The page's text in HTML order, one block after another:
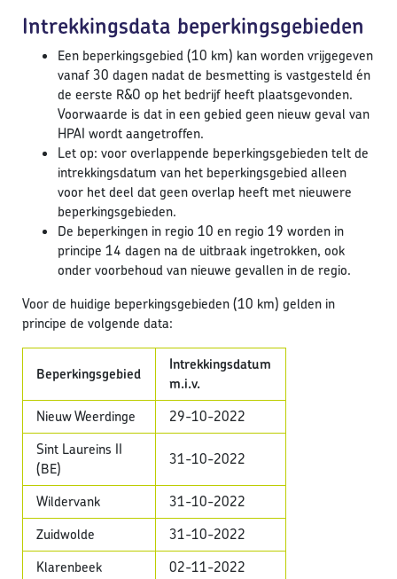
Intrekkingsdata beperkingsgebieden
Een beperkingsgebied (10 km) kan worden vrijgegeven
vanaf 30 dagen nadat de besmetting is vastgesteld én
de eerste R&O op het bedrijf heeft plaatsgevonden.
Voorwaarde is dat in een gebied geen nieuw geval van
HPAI wordt aangetroffen.
Let op: voor overlappende beperkingsgebieden telt de
intrekkingsdatum van het beperkingsgebied alleen
voor het deel dat geen overlap heeft met nieuwere
beperkingsgebieden.
De beperkingen in regio 10 en regio 19 worden in
principe 14 dagen na de uitbraak ingetrokken, ook
onder voorbehoud van nieuwe gevallen in de regio.
Voor de huidige beperkingsgebieden (10 km) gelden in
principe de volgende data:
Beperkingsgebied
Intrekkingsdatum
m.i.v.
Nieuw Weerdinge
29-10-2022
Sint Laureins II
(BE)
31-10-2022
Wildervank
31-10-2022
Zuidwolde
31-10-2022
Klarenbeek
02-11-2022